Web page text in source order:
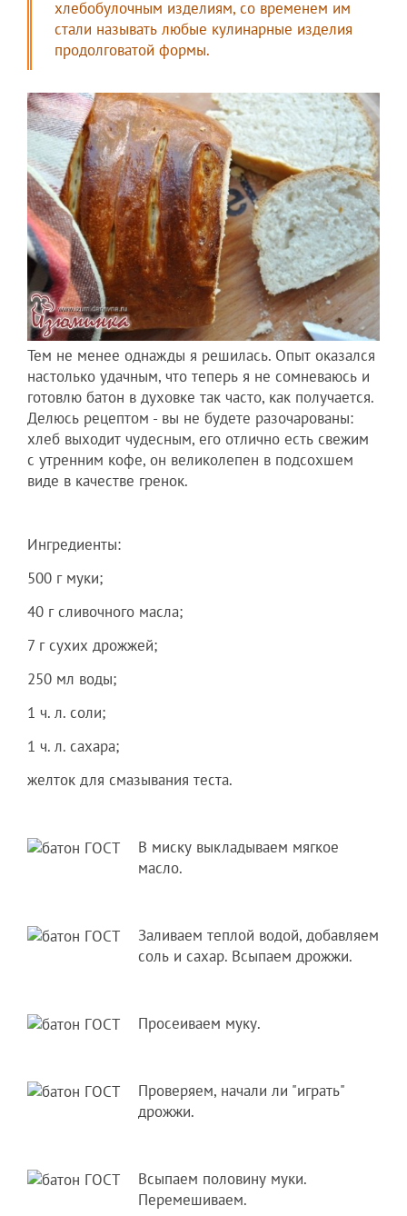
хлебобулочным изделиям, со временем им
стали называть любые кулинарные изделия
продолговатой формы.
Тем не менее однажды я решилась. Опыт оказался
настолько удачным, что теперь я не сомневаюсь и
готовлю батон в духовке так часто, как получается.
Делюсь рецептом - вы не будете разочарованы:
хлеб выходит чудесным, его отлично есть свежим
с утренним кофе, он великолепен в подсохшем
виде в качестве гренок.
Ингредиенты:
500 г муки;
40 г сливочного масла;
7 г сухих дрожжей;
250 мл воды;
1 ч. л. соли;
1 ч. л. сахара;
желток для смазывания теста.
В миску выкладываем мягкое
масло.
Заливаем теплой водой, добавляем
соль и сахар. Всыпаем дрожжи.
Просеиваем муку.
Проверяем, начали ли "играть"
дрожжи.
Всыпаем половину муки.
Перемешиваем.